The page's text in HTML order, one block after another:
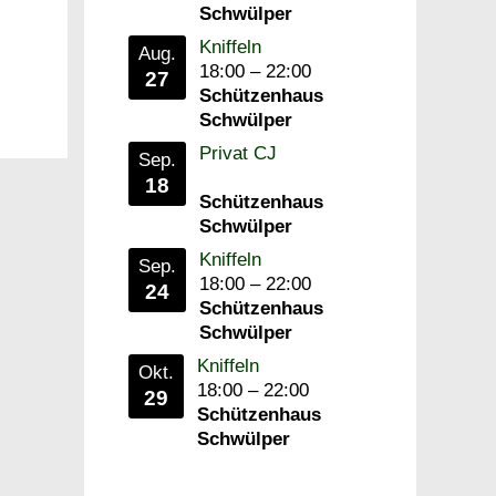
Schwülper
Aug.
27
Kniffeln
18:00 – 22:00
Schützenhaus
Schwülper
Sep.
18
Privat CJ
Schützenhaus
Schwülper
Sep.
24
Kniffeln
18:00 – 22:00
Schützenhaus
Schwülper
Okt.
29
Kniffeln
18:00 – 22:00
Schützenhaus
Schwülper